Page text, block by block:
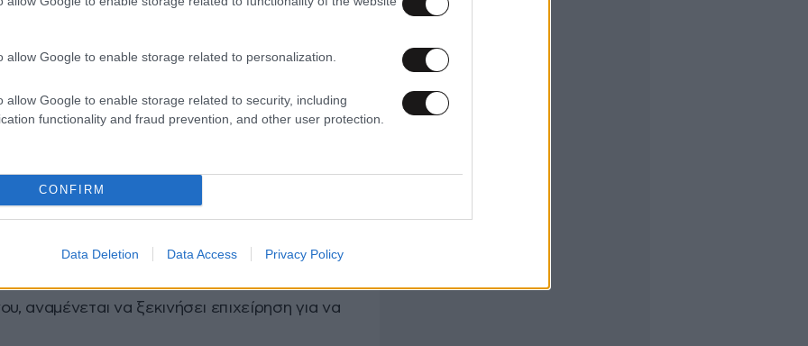
allow Google to enable storage related to personalization.
allow Google to enable storage related to security, including
functionality and fraud prevention, and other user protection.
CONFIRM
Data Deletion Data Access Privacy Policy
στις 14 Φεβρουαρίου, ενώ είχε πάει για
διήρκεσε έναν μήνα, από τη στιγμή που έγινε
και την οικογένεια να κάνουν
τον βρουν.
από χθες στο βουνό, βρέθηκαν, σήμερα το
21χρονου, ειδοποιώντας άμεσα τις Αρχές.
της Ανώπολης, γνωρίζοντας πλέον
αναμένεται να ξεκινήσει επιχείρηση για να